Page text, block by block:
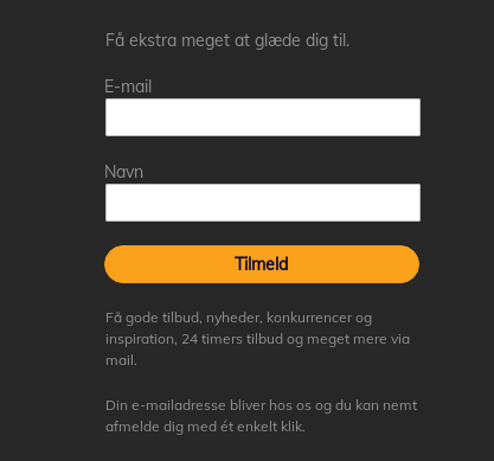
Få ekstra meget at glæde dig til.
E-mail
Navn
Tilmeld
Få gode tilbud, nyheder, konkurrencer og
inspiration, 24 timers tilbud og meget mere via
mail.
Din e-mailadresse bliver hos os og du kan nemt
afmelde dig med ét enkelt klik.